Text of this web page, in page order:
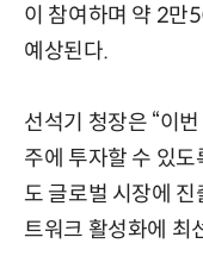
이 참여하며 약 2만
예상된다.
선석기 청장은 “이
주에 투자할 수 있
도 글로벌 시장에
트워크 활성화에 최